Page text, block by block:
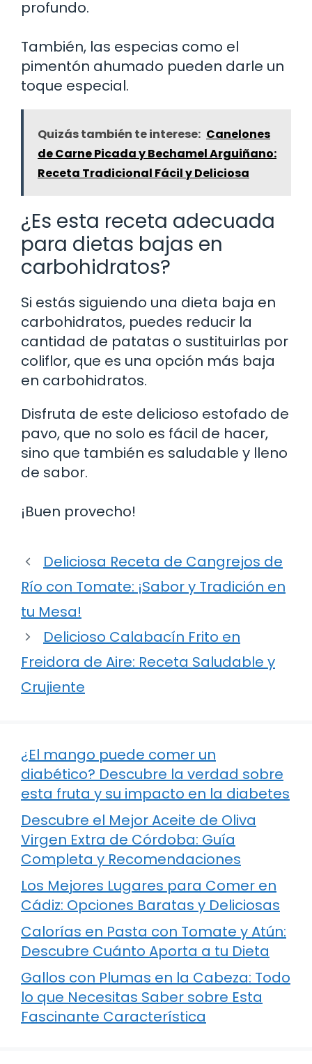
profundo.
También, las especias como el
pimentón ahumado pueden darle un
toque especial.
Quizás también te interese: Canelones
de Carne Picada y Bechamel Arguiñano:
Receta Tradicional Fácil y Deliciosa
¿Es esta receta adecuada
para dietas bajas en
carbohidratos?
Si estás siguiendo una dieta baja en
carbohidratos, puedes reducir la
cantidad de patatas o sustituirlas por
coliflor, que es una opción más baja
en carbohidratos.
Disfruta de este delicioso estofado de
pavo, que no solo es fácil de hacer,
sino que también es saludable y lleno
de sabor.
¡Buen provecho!
Deliciosa Receta de Cangrejos de
Río con Tomate: ¡Sabor y Tradición en
tu Mesa!
Delicioso Calabacín Frito en
Freidora de Aire: Receta Saludable y
Crujiente
¿El mango puede comer un
diabético? Descubre la verdad sobre
esta fruta y su impacto en la diabetes
Descubre el Mejor Aceite de Oliva
Virgen Extra de Córdoba: Guía
Completa y Recomendaciones
Los Mejores Lugares para Comer en
Cádiz: Opciones Baratas y Deliciosas
Calorías en Pasta con Tomate y Atún:
Descubre Cuánto Aporta a tu Dieta
Gallos con Plumas en la Cabeza: Todo
lo que Necesitas Saber sobre Esta
Fascinante Característica